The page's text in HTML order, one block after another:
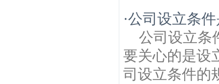
·公司设立条
公司设立条
要关心的是设
司设立条件的